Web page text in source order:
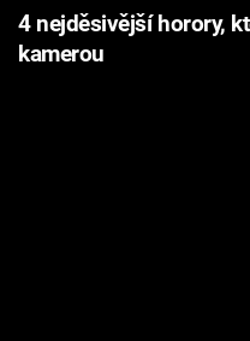
4 nejděsivější horory,
kamerou